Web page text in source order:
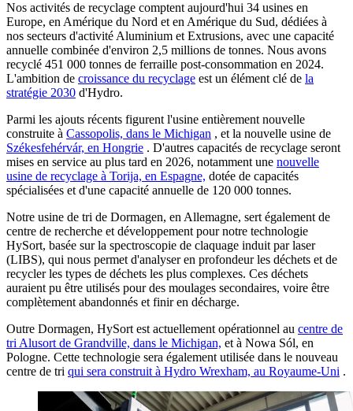
Nos activités de recyclage comptent aujourd'hui 34 usines en
Europe, en Amérique du Nord et en Amérique du Sud, dédiées à
nos secteurs d'activité Aluminium et Extrusions, avec une capacité
annuelle combinée d'environ 2,5 millions de tonnes. Nous avons
recyclé 451 000 tonnes de ferraille post-consommation en 2024.
L'ambition de croissance du recyclage est un élément clé de la
stratégie 2030 d'Hydro.
Parmi les ajouts récents figurent l'usine entièrement nouvelle
construite à Cassopolis, dans le Michigan , et la nouvelle usine de
Székesfehérvár, en Hongrie . D'autres capacités de recyclage seront
mises en service au plus tard en 2026, notamment une nouvelle
usine de recyclage à Torija, en Espagne, dotée de capacités
spécialisées et d'une capacité annuelle de 120 000 tonnes.
Notre usine de tri de Dormagen, en Allemagne, sert également de
centre de recherche et développement pour notre technologie
HySort, basée sur la spectroscopie de claquage induit par laser
(LIBS), qui nous permet d'analyser en profondeur les déchets et de
recycler les types de déchets les plus complexes. Ces déchets
auraient pu être utilisés pour des moulages secondaires, voire être
complètement abandonnés et finir en décharge.
Outre Dormagen, HySort est actuellement opérationnel au centre de
tri Alusort de Grandville, dans le Michigan, et à Nowa Sól, en
Pologne. Cette technologie sera également utilisée dans le nouveau
centre de tri qui sera construit à Hydro Wrexham, au Royaume-Uni .